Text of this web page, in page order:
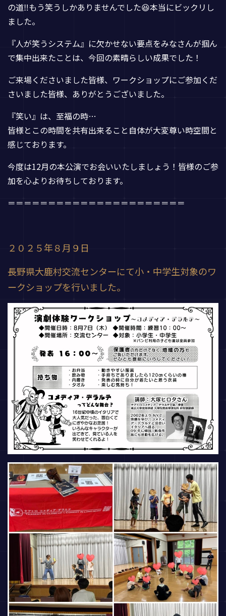
の道‼️もう笑うしかありませんでした😆本当にビックリし
ました。
『人が笑うシステム』に欠かせない要点をみなさんが掴ん
で集中出来たことは、今回の素晴らしい成果でした！
ご来場くださいました皆様、ワークショップにご参加くだ
さいました皆様、ありがとうございました。
『笑い』は、至福の時…
皆様とこの時間を共有出来ること自体が大変尊い時空間と
感じております。
今度は12月の本公演でお会いいたしましょう！皆様のご参
加を心よりお待ちしております。
＝＝＝＝＝＝＝＝＝＝＝＝＝＝＝＝＝＝＝＝＝＝
２０２５年８月９日
長野県大鹿村交流センターにて小・中学生対象のワ
ークショップを行いました。